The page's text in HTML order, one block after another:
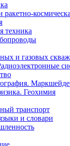
техника
и газовых
Геохимия
транспорт
и словари